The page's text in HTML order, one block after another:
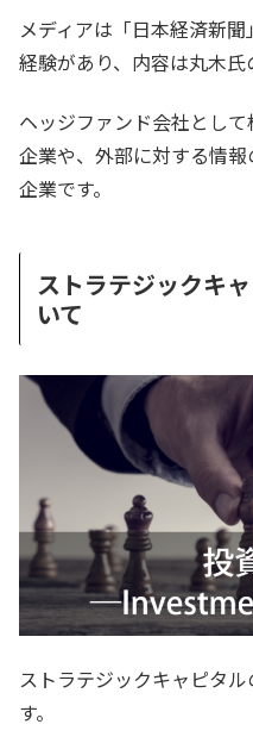
メディアは「日本経済新
経験があり、内容は丸木氏
ヘッジファンド会社とし
企業や、外部に対する情
企業です。
ストラテジックキ
いて
ストラテジックキャピタ
す。